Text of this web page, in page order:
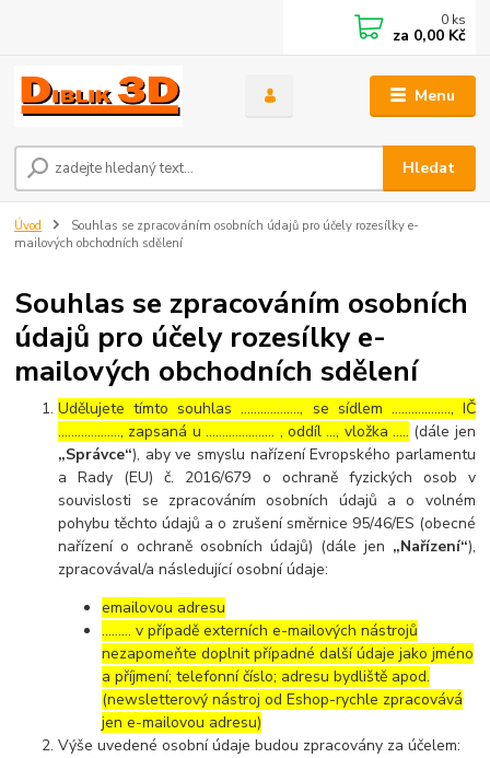
Menu
Hledat
0 ks
za 0,00 Kč
Úvod
Souhlas se zpracováním osobních údajů pro účely rozesílky e-
mailových obchodních sdělení
Souhlas se zpracováním osobních
údajů pro účely rozesílky e-
mailových obchodních sdělení
Udělujete tímto souhlas ……………..., se sídlem ………………, IČ
………………., zapsaná u ………………… , oddíl …, vložka ….. (dále jen
„Správce“), aby ve smyslu nařízení Evropského parlamentu
a Rady (EU) č. 2016/679 o ochraně fyzických osob v
souvislosti se zpracováním osobních údajů a o volném
pohybu těchto údajů a o zrušení směrnice 95/46/ES (obecné
nařízení o ochraně osobních údajů) (dále jen „Nařízení“),
zpracovával/a následující osobní údaje:
emailovou adresu
……… v případě externích e-mailových nástrojů
nezapomeňte doplnit případné další údaje jako jméno
a příjmení; telefonní číslo; adresu bydliště apod.
(newsletterový nástroj od Eshop-rychle zpracovává
jen e-mailovou adresu)
Výše uvedené osobní údaje budou zpracovány za účelem: